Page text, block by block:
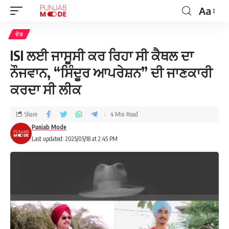
Aa
ਦੇਸ਼
ISI ਲਈ ਜਾਸੂਸੀ ਕਰ ਰਿਹਾ ਸੀ ਕੈਥਲ ਦਾ
ਨੌਜਵਾਨ, “ਸਿੰਦੂਰ ਆਪਰੇਸ਼ਨ” ਦੀ ਜਾਣਕਾਰੀ
ਕਰਦਾ ਸੀ ਲੀਕ
Last updated: 2025/05/18 at 2:45 PM
Punjab Mode
Share 4 Min Read